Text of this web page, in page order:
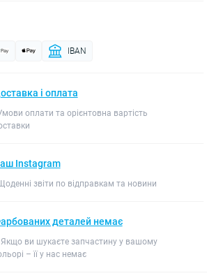
IBAN
і оплата
оплати та орієнтовна вартість
Instagram
звіти по відправкам та новини
деталей немає
ви шукаєте запчастину у вашому
– її у нас немає